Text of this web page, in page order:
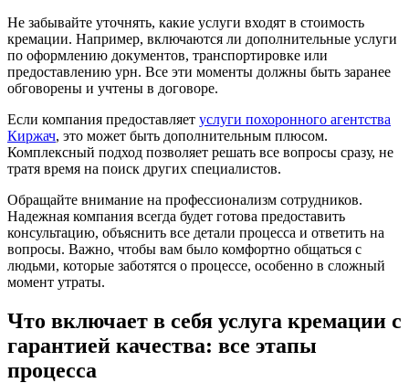
Не забывайте уточнять, какие услуги входят в стоимость
кремации. Например, включаются ли дополнительные услуги
по оформлению документов, транспортировке или
предоставлению урн. Все эти моменты должны быть заранее
обговорены и учтены в договоре.
Если компания предоставляет услуги похоронного агентства
Киржач, это может быть дополнительным плюсом.
Комплексный подход позволяет решать все вопросы сразу, не
тратя время на поиск других специалистов.
Обращайте внимание на профессионализм сотрудников.
Надежная компания всегда будет готова предоставить
консультацию, объяснить все детали процесса и ответить на
вопросы. Важно, чтобы вам было комфортно общаться с
людьми, которые заботятся о процессе, особенно в сложный
момент утраты.
Что включает в себя услуга кремации с
гарантией качества: все этапы
процесса